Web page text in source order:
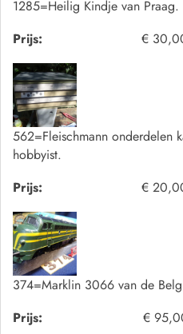
1285=Heilig Kindje van Praag.
Prijs:
€
562=Fleischmann onderdelen
hobbyist.
Prijs:
€
374=Marklin 3066 van de
Prijs:
€